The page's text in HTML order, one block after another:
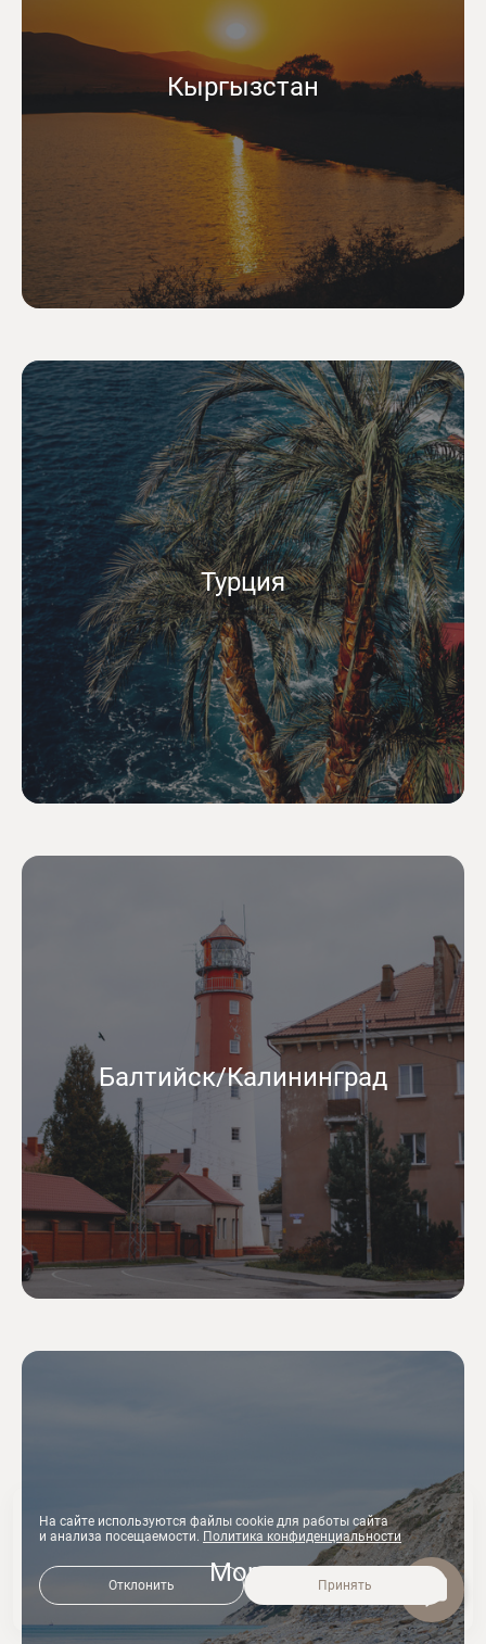
Кыргызстан
Турция
Балтийск/Калининград
Море
На сайте используются файлы cookie для работы сайта
и анализа посещаемости. Политика конфиденциальности
Отклонить Принять